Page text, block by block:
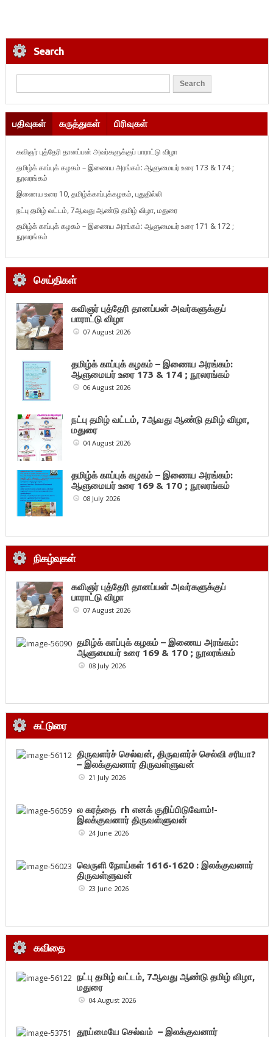
Search
பதிவுகள் கருத்துகள் பிரிவுகள்
கவிஞர் புத்தேரி தானப்பன் அவர்களுக்குப் பாராட்டு விழா
தமிழ்க் காப்புக் கழகம் – இணைய அரங்கம்: ஆளுமையர் உரை 173 & 174 ;
நூலரங்கம்
இணைய உரை 10, தமிழ்க்காப்புக்கழகம், புதுதில்லி
நட்பு தமிழ் வட்டம், 7ஆவது ஆண்டு தமிழ் விழா, மதுரை
தமிழ்க் காப்புக் கழகம் – இணைய அரங்கம்: ஆளுமையர் உரை 171 & 172 ;
நூலரங்கம்
செய்திகள்
கவிஞர் புத்தேரி தானப்பன் அவர்களுக்குப்
பாராட்டு விழா
07 August 2026
தமிழ்க் காப்புக் கழகம் – இணைய அரங்கம்:
ஆளுமையர் உரை 173 & 174 ; நூலரங்கம்
06 August 2026
நட்பு தமிழ் வட்டம், 7ஆவது ஆண்டு தமிழ் விழா,
மதுரை
04 August 2026
தமிழ்க் காப்புக் கழகம் – இணைய அரங்கம்:
ஆளுமையர் உரை 169 & 170 ; நூலரங்கம்
08 July 2026
நிகழ்வுகள்
கவிஞர் புத்தேரி தானப்பன் அவர்களுக்குப்
பாராட்டு விழா
07 August 2026
தமிழ்க் காப்புக் கழகம் – இணைய அரங்கம்:
ஆளுமையர் உரை 169 & 170 ; நூலரங்கம்
08 July 2026
கட்டுரை
திருவளர்ச் செல்வன், திருவளர்ச் செல்வி சரியா?
– இலக்குவனார் திருவள்ளுவன்
21 July 2026
ல கரத்தை rh எனக் குறிப்பிடுவோம்!-
இலக்குவனார் திருவள்ளுவன்
24 June 2026
வெருளி நோய்கள் 1616-1620 : இலக்குவனார்
திருவள்ளுவன்
23 June 2026
கவிதை
நட்பு தமிழ் வட்டம், 7ஆவது ஆண்டு தமிழ் விழா,
மதுரை
04 August 2026
தூய்மையே செல்வம் – இலக்குவனார்